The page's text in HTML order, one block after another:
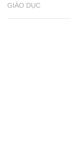
GIÁO DỤC